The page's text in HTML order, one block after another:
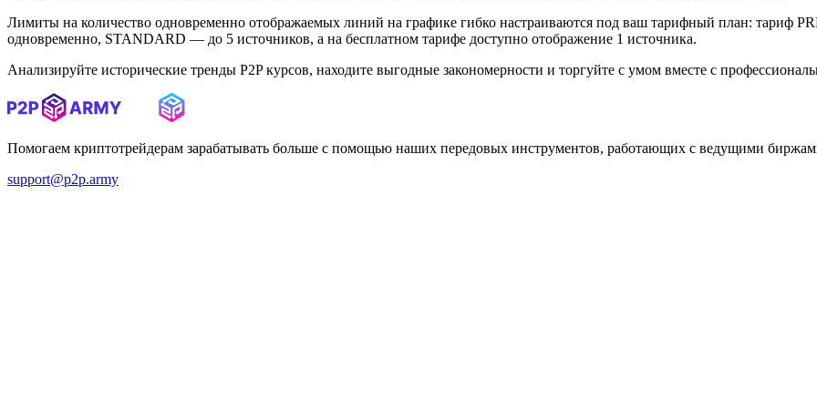
Лимиты на количество одновременно отображаемых линий на графике гибко настраиваются под ваш тарифный план: тариф
одновременно, STANDARD — до 5 источников, а на бесплатном тарифе доступно отображение 1 источника.
Анализируйте исторические тренды P2P курсов, находите выгодные закономерности и торгуйте с умом вместе с
Помогаем криптотрейдерам зарабатывать больше с помощью наших передовых инструментов, работающих с ведущими
support@p2p.army